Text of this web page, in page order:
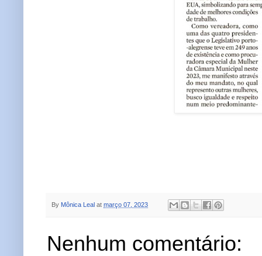
By Mônica Leal at março 07, 2023
Nenhum comentário: